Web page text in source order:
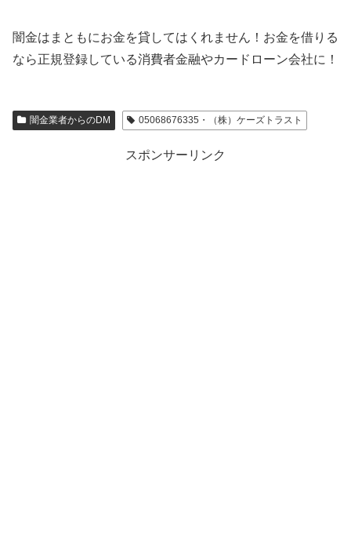
闇金はまともにお金を貸してはくれません！お金を借りる
なら正規登録している消費者金融やカードローン会社に！
闇金業者からのDM 05068676335・（株）ケーズトラスト
スポンサーリンク